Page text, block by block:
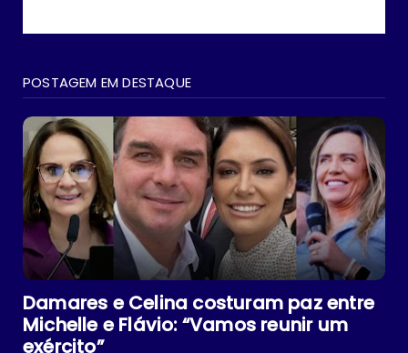
POSTAGEM EM DESTAQUE
Damares e Celina costuram paz entre
Michelle e Flávio: “Vamos reunir um
exército”